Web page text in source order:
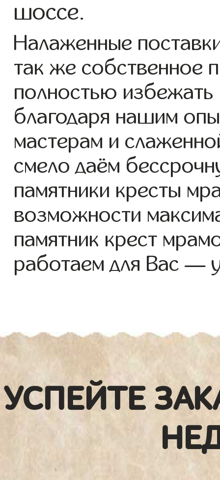
шоссе.
Налаженные
так же собственное
полностью
благодаря нашим
мастерам и
смело даём
памятники кресты
возможности
памятник крест
работаем для Вас —
УСПЕЙТЕ